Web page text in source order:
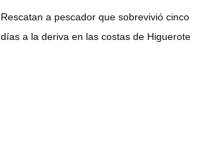
Rescatan a pescador que sobrevivió cinco
días a la deriva en las costas de Higuerote